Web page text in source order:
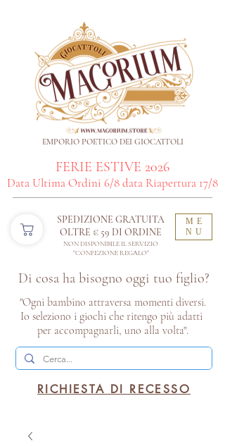
ME
NU
Di cosa ha bisogno oggi tuo figlio?
SPEDIZIONE GRATUITA
OLTRE € 59 DI ORDINE​
NON DISPONIBILE IL SERVIZIO
"CONFEZIONE REGALO"
"Ogni bambino attraversa momenti diversi.
Io seleziono i giochi che ritengo più adatti
per accompagnarli, uno alla volta".
EMPORIO POETICO DEI GIOCATTOLI
RICHIESTA DI RECESSO
FERIE ESTIVE 2026
Data Ultima Ordini 6/8 data Riapertura 17/8